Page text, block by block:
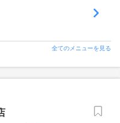
全てのメニューを見る